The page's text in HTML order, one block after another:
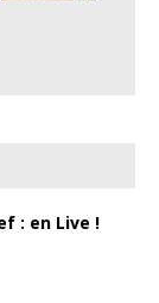
: en Live !